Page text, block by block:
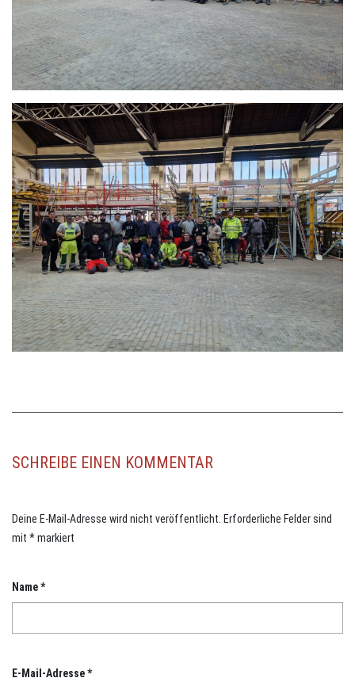
SCHREIBE EINEN KOMMENTAR
Deine E-Mail-Adresse wird nicht veröffentlicht. Erforderliche Felder sind
mit *markiert
Name*
E-Mail-Adresse*